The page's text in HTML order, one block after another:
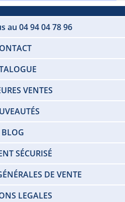
au 04 94 04 78 96
VENTES
BLOG
SÉCURISÉ
DE VENTE
LEGALES